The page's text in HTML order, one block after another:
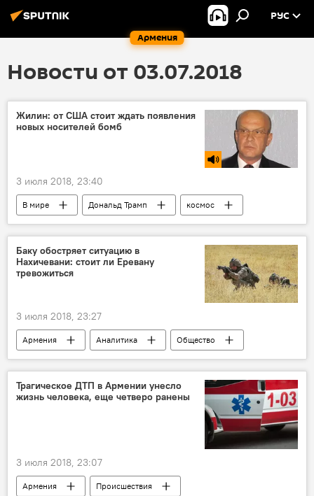
Армения
РУС
Новости от 03.07.2018
Жилин: от США стоит ждать появления
новых носителей бомб
3 июля 2018, 23:40
В мире Дональд Трамп
космос
проблема
реформы
безопасность
самолет
Голос
Баку обостряет ситуацию в
Нахичевани: стоит ли Еревану
тревожиться
3 июля 2018, 23:27
Армения Аналитика
Общество
Политика
Баку
Нахичевань
ВВС
истребитель
Новости Армения
Договор
Трагическое ДТП в Армении унесло
жизнь человека, еще четверо ранены
3 июля 2018, 23:07
Армения
Происшествия